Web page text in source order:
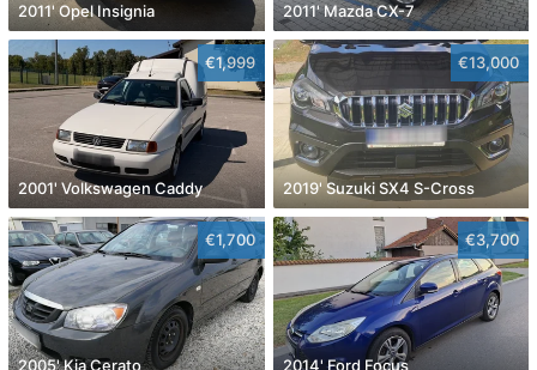
2011' Opel Insignia 2011' Mazda CX-7
€1,999
2001' Volkswagen Caddy
€13,000
2019' Suzuki SX4 S-Cross
€1,700
2005' Kia Cerato
€3,700
2014' Ford Focus